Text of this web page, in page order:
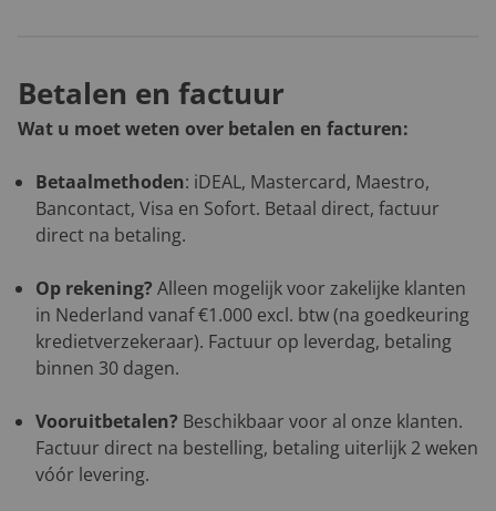
Betalen en factuur
Wat u moet weten over betalen en facturen:
Betaalmethoden: iDEAL, Mastercard, Maestro,
Bancontact, Visa en Sofort. Betaal direct, factuur
direct na betaling.
Op rekening? Alleen mogelijk voor zakelijke klanten
in Nederland vanaf €1.000 excl. btw (na goedkeuring
kredietverzekeraar). Factuur op leverdag, betaling
binnen 30 dagen.
Vooruitbetalen? Beschikbaar voor al onze klanten.
Factuur direct na bestelling, betaling uiterlijk 2 weken
vóór levering.